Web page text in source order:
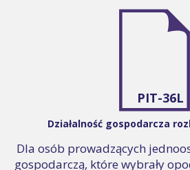
PIT-36L
Działalność gospodarcza
Dla osób prowadzących
gospodarczą, które wybrały